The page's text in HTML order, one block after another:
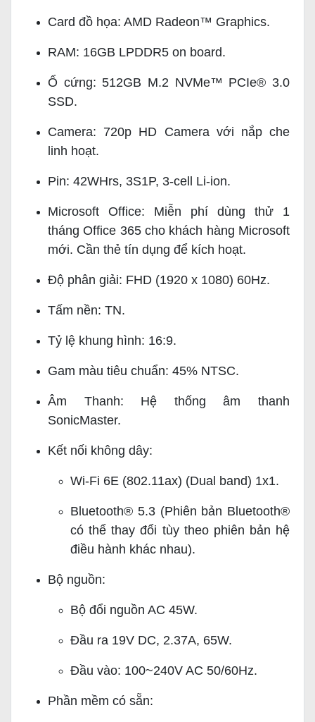
Card đồ họa: AMD Radeon™ Graphics.
RAM: 16GB LPDDR5 on board.
Ổ cứng:512GB M.2 NVMe™ PCIe® 3.0
SSD.
Camera: 720p HD Camera với nắp che
linh hoạt.
Pin: 42WHrs, 3S1P, 3-cell Li-ion.
Microsoft Office: Miễn phí dùng thử 1
tháng Office 365 cho khách hàng Microsoft
mới. Cần thẻ tín dụng để kích hoạt.
Độ phân giải: FHD (1920 x 1080) 60Hz.
Tấm nền: TN.
Tỷ lệ khung hình: 16:9.
Gam màu tiêu chuẩn: 45% NTSC.
Âm Thanh: Hệ thống âm thanh
SonicMaster.
Kết nối không dây:
Wi-Fi 6E (802.11ax) (Dual band) 1x1.
Bluetooth® 5.3 (Phiên bản Bluetooth®
có thể thay đổi tùy theo phiên bản hệ
điều hành khác nhau).
Bộ nguồn:
Bộ đổi nguồn AC 45W.
Đầu ra 19V DC, 2.37A, 65W.
Đầu vào: 100~240V AC 50/60Hz.
Phần mềm có sẵn: